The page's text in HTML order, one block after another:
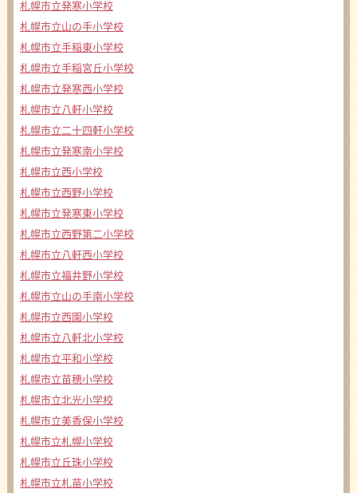
札幌市立発寒小学校
札幌市立山の手小学校
札幌市立手稲東小学校
札幌市立手稲宮丘小学校
札幌市立発寒西小学校
札幌市立八軒小学校
札幌市立二十四軒小学校
札幌市立発寒南小学校
札幌市立西小学校
札幌市立西野小学校
札幌市立発寒東小学校
札幌市立西野第二小学校
札幌市立八軒西小学校
札幌市立福井野小学校
札幌市立山の手南小学校
札幌市立西園小学校
札幌市立八軒北小学校
札幌市立平和小学校
札幌市立苗穂小学校
札幌市立北光小学校
札幌市立美香保小学校
札幌市立札幌小学校
札幌市立丘珠小学校
札幌市立札苗小学校